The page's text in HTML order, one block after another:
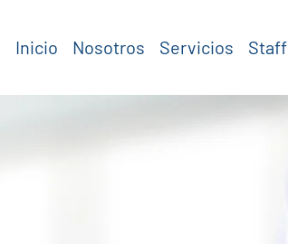
Inicio Nosotros Servicios Staff